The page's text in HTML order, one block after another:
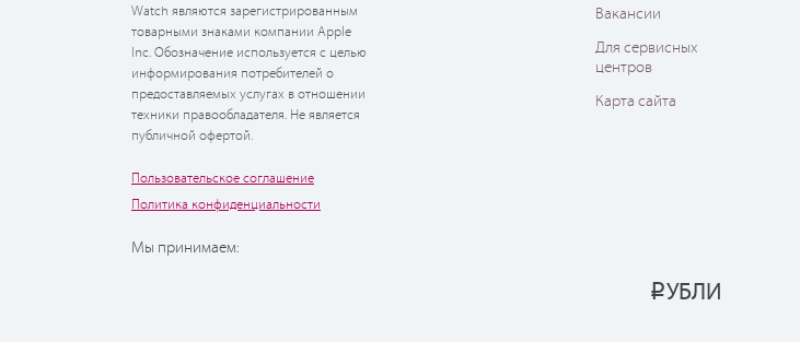
Watch являются зарегистрированным
товарными знаками компании Apple
Inc. Обозначение используется с целью
информирования потребителей о
предоставляемых услугах в отношении
техники правообладателя. Не является
публичной офертой.
Пользовательское соглашение
Политика конфиденциальности
Вакансии
Для сервисных
центров
Карта сайта
Мы принимаем:
РУБЛИ